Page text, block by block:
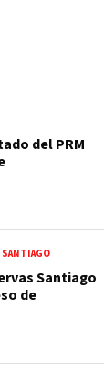
del PRM
SANTIAGO
Santiago
de